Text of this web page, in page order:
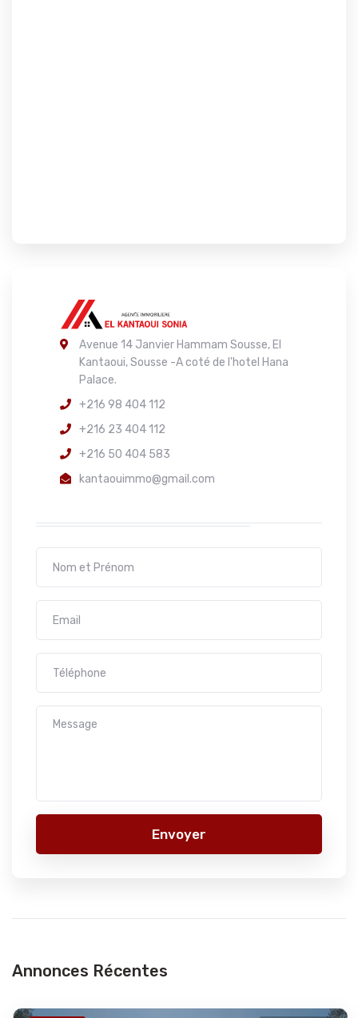
Avenue 14 Janvier Hammam Sousse, El
Kantaoui, Sousse -A coté de l'hotel Hana
Palace.
+216 98 404 112
+216 23 404 112
+216 50 404 583
kantaouimmo@gmail.com
Envoyer
Annonces Récentes